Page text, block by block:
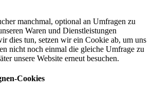
manchmal, optional an Umfragen zu
Waren und Dienstleistungen
dies tun, setzen wir ein Cookie ab, um uns
nicht noch einmal die gleiche Umfrage zu
unsere Website erneut besuchen.
Cookies